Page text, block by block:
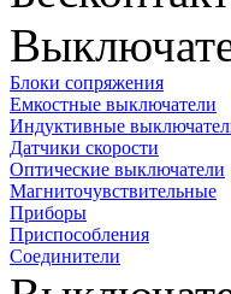
Блоки сопряжения
Емкостные выключатели
Индуктивные
Датчики скорости
Оптические выключатели
Магниточувствительные
Приборы
Приспособления
Соединители